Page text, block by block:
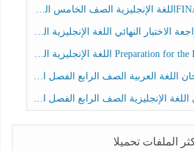
النهائي اللغة الإنجليزية الصف الرابع الفصل الثالث
اللغة العربية الصف الرابع الفصل الثالث
الإنجليزية الصف الرابع الفصل الثالث
الملفات تحميلا